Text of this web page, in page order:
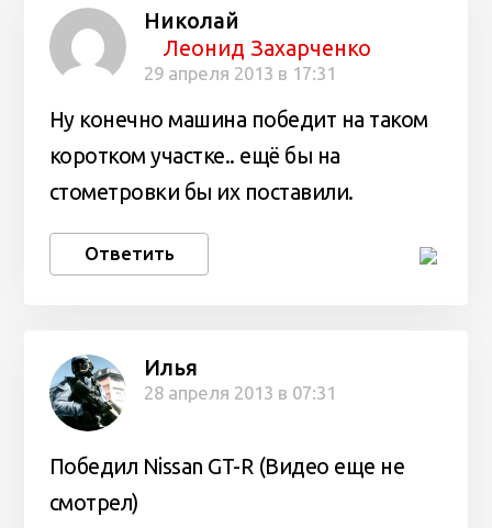
Николай
Леонид Захарченко
29 апреля 2013 в 17:31
Ну конечно машина победит на таком
коротком участке.. ещё бы на
стометровки бы их поставили.
Ответить
Илья
28 апреля 2013 в 07:31
Победил Nissan GT-R (Видео еще не
смотрел)